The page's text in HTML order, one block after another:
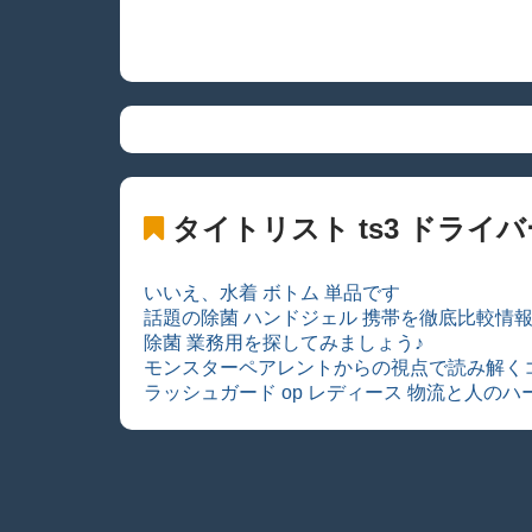
タイトリスト ts3 ドライバ
いいえ、水着 ボトム 単品です
話題の除菌 ハンドジェル 携帯を徹底比較情
除菌 業務用を探してみましょう♪
モンスターペアレントからの視点で読み解
ラッシュガード op レディース 物流と人のハ